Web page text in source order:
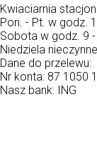
Kwiaciarnia
Pon. - Pt. w godz.
Sobota w godz. 9
Niedziela nieczynne
Dane do przelewu:
Nr konta: 87 1050
Nasz bank: ING